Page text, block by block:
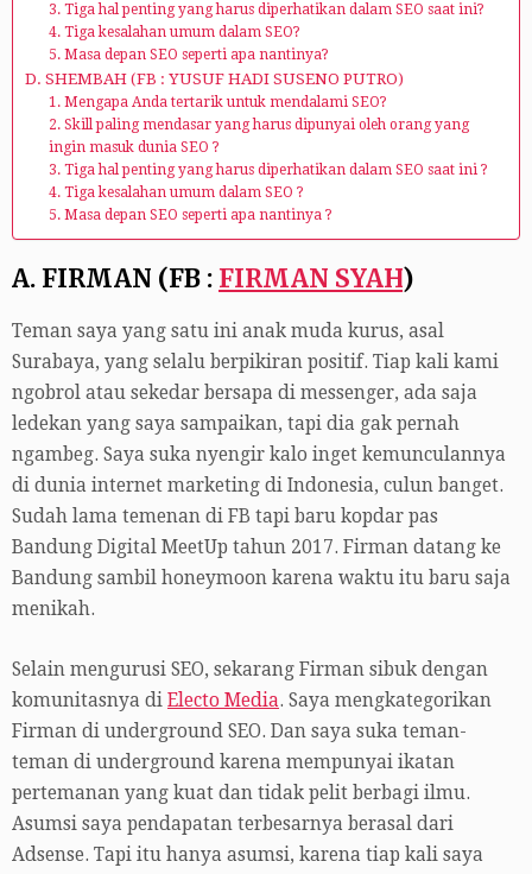
3. Tiga hal penting yang harus diperhatikan dalam SEO saat ini?
4. Tiga kesalahan umum dalam SEO?
5. Masa depan SEO seperti apa nantinya?
D. SHEMBAH (FB : YUSUF HADI SUSENO PUTRO)
1. Mengapa Anda tertarik untuk mendalami SEO?
2. Skill paling mendasar yang harus dipunyai oleh orang yang
ingin masuk dunia SEO ?
3. Tiga hal penting yang harus diperhatikan dalam SEO saat ini ?
4. Tiga kesalahan umum dalam SEO ?
5. Masa depan SEO seperti apa nantinya ?
A. FIRMAN (FB :FIRMAN SYAH)
Teman saya yang satu ini anak muda kurus, asal
Surabaya, yang selalu berpikiran positif. Tiap kali kami
ngobrol atau sekedar bersapa di messenger, ada saja
ledekan yang saya sampaikan, tapi dia gak pernah
ngambeg. Saya suka nyengir kalo inget kemunculannya
di dunia internet marketing di Indonesia, culun banget.
Sudah lama temenan di FB tapi baru kopdar pas
Bandung Digital MeetUp tahun 2017. Firman datang ke
Bandung sambil honeymoon karena waktu itu baru saja
menikah.
Selain mengurusi SEO, sekarang Firman sibuk dengan
komunitasnya di Electo Media. Saya mengkategorikan
Firman di underground SEO. Dan saya suka teman-
teman di underground karena mempunyai ikatan
pertemanan yang kuat dan tidak pelit berbagi ilmu.
Asumsi saya pendapatan terbesarnya berasal dari
Adsense. Tapi itu hanya asumsi, karena tiap kali saya